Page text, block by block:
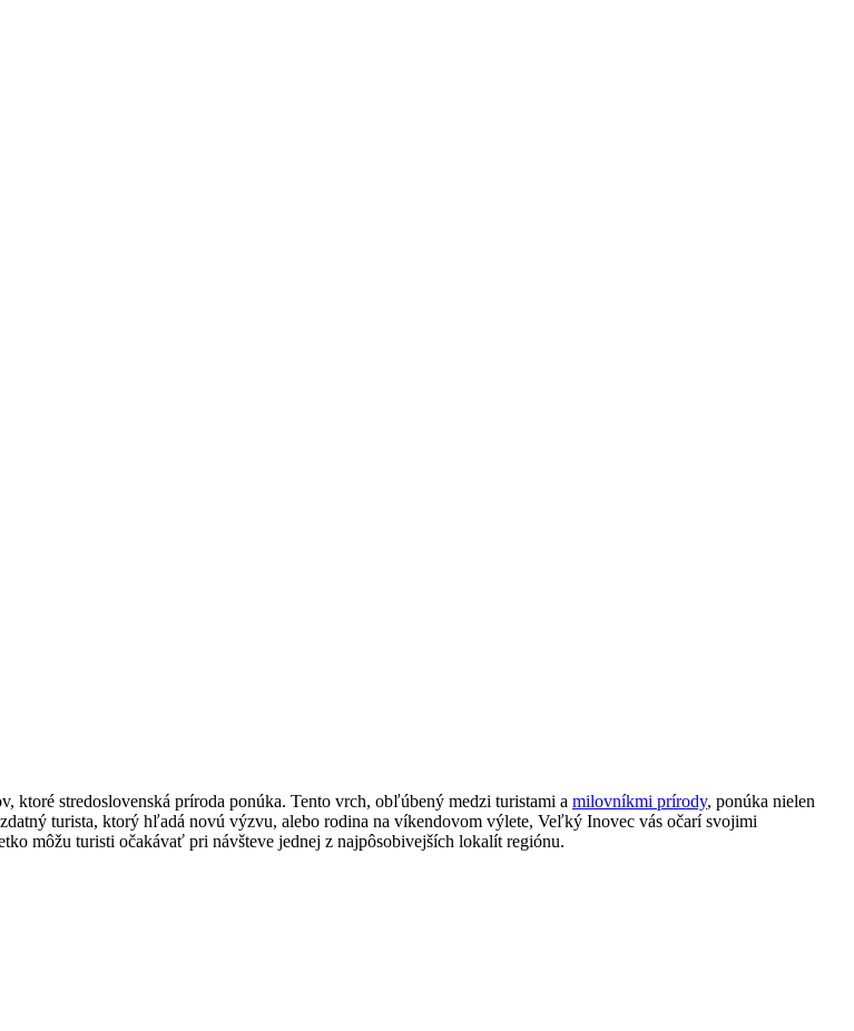
⁣ktoré stredoslovenská príroda‌ ponúka.​ Tento vrch, obľúbený medzi‌ turistami ⁣a‌ milovníkmi prírody, ponúka nielen
turista, ktorý ⁤hľadá​ novú ​výzvu, alebo rodina ‍na ‍víkendovom výlete,⁢ Veľký Inovec vás ⁣očarí svojimi
môžu turisti očakávať pri⁤ návšteve ​jednej z najpôsobivejších lokalít ‌regiónu.